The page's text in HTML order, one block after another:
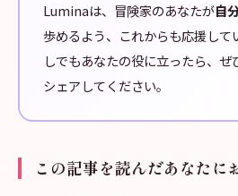
Luminaは、冒険家のあなたが自
歩めるよう、これからも応援して
しでもあなたの役に立ったら、
シェアしてください。
この記事を読んだあなたに